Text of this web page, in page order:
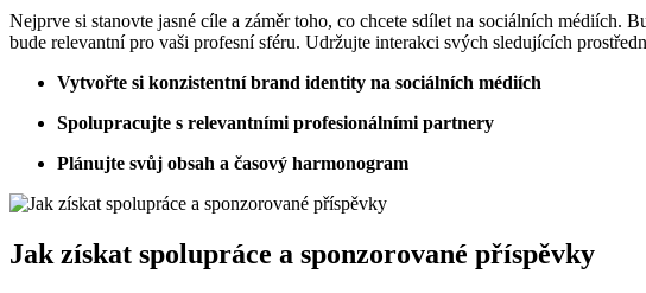
Nejprve si stanovte jasné cíle a záměr toho, co chcete sdílet na sociálních
bude relevantní pro vaši profesní sféru. Udržujte interakci svých sledujících
Vytvořte si konzistentní brand identity na sociálních médiích
Spolupracujte s relevantními profesionálními partnery
Plánujte svůj obsah a časový harmonogram
Jak získat spolupráce a sponzorované příspěvky